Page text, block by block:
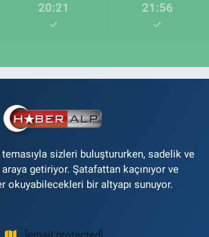
20:21 21:56
sizleri buluştururken, sadelik ve
getiriyor. Şatafattan kaçınıyor ve
okuyabilecekleri bir altyapı sunuyor.